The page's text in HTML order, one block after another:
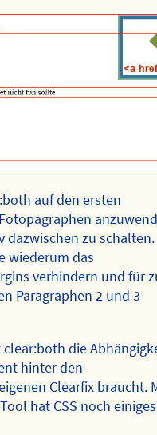
auf den ersten
dazwischen zu schalten.
wiederum das
verhindern und für
Paragraphen 2 und 3
die
hinter den
Clearfix braucht.
hat CSS noch